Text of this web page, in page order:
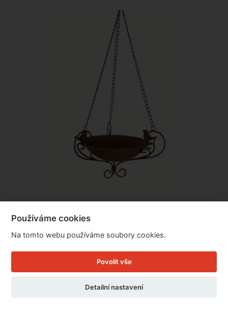
Cena: 799 Kč
Skladem
Používáme cookies
Na tomto webu používáme soubory cookies.
Povolit vše
Detailní nastavení